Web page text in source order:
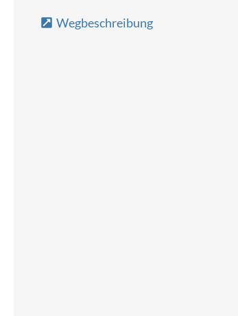
Wegbeschreibung